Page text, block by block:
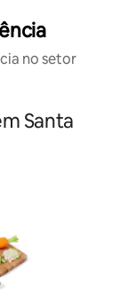
no setor
Santa